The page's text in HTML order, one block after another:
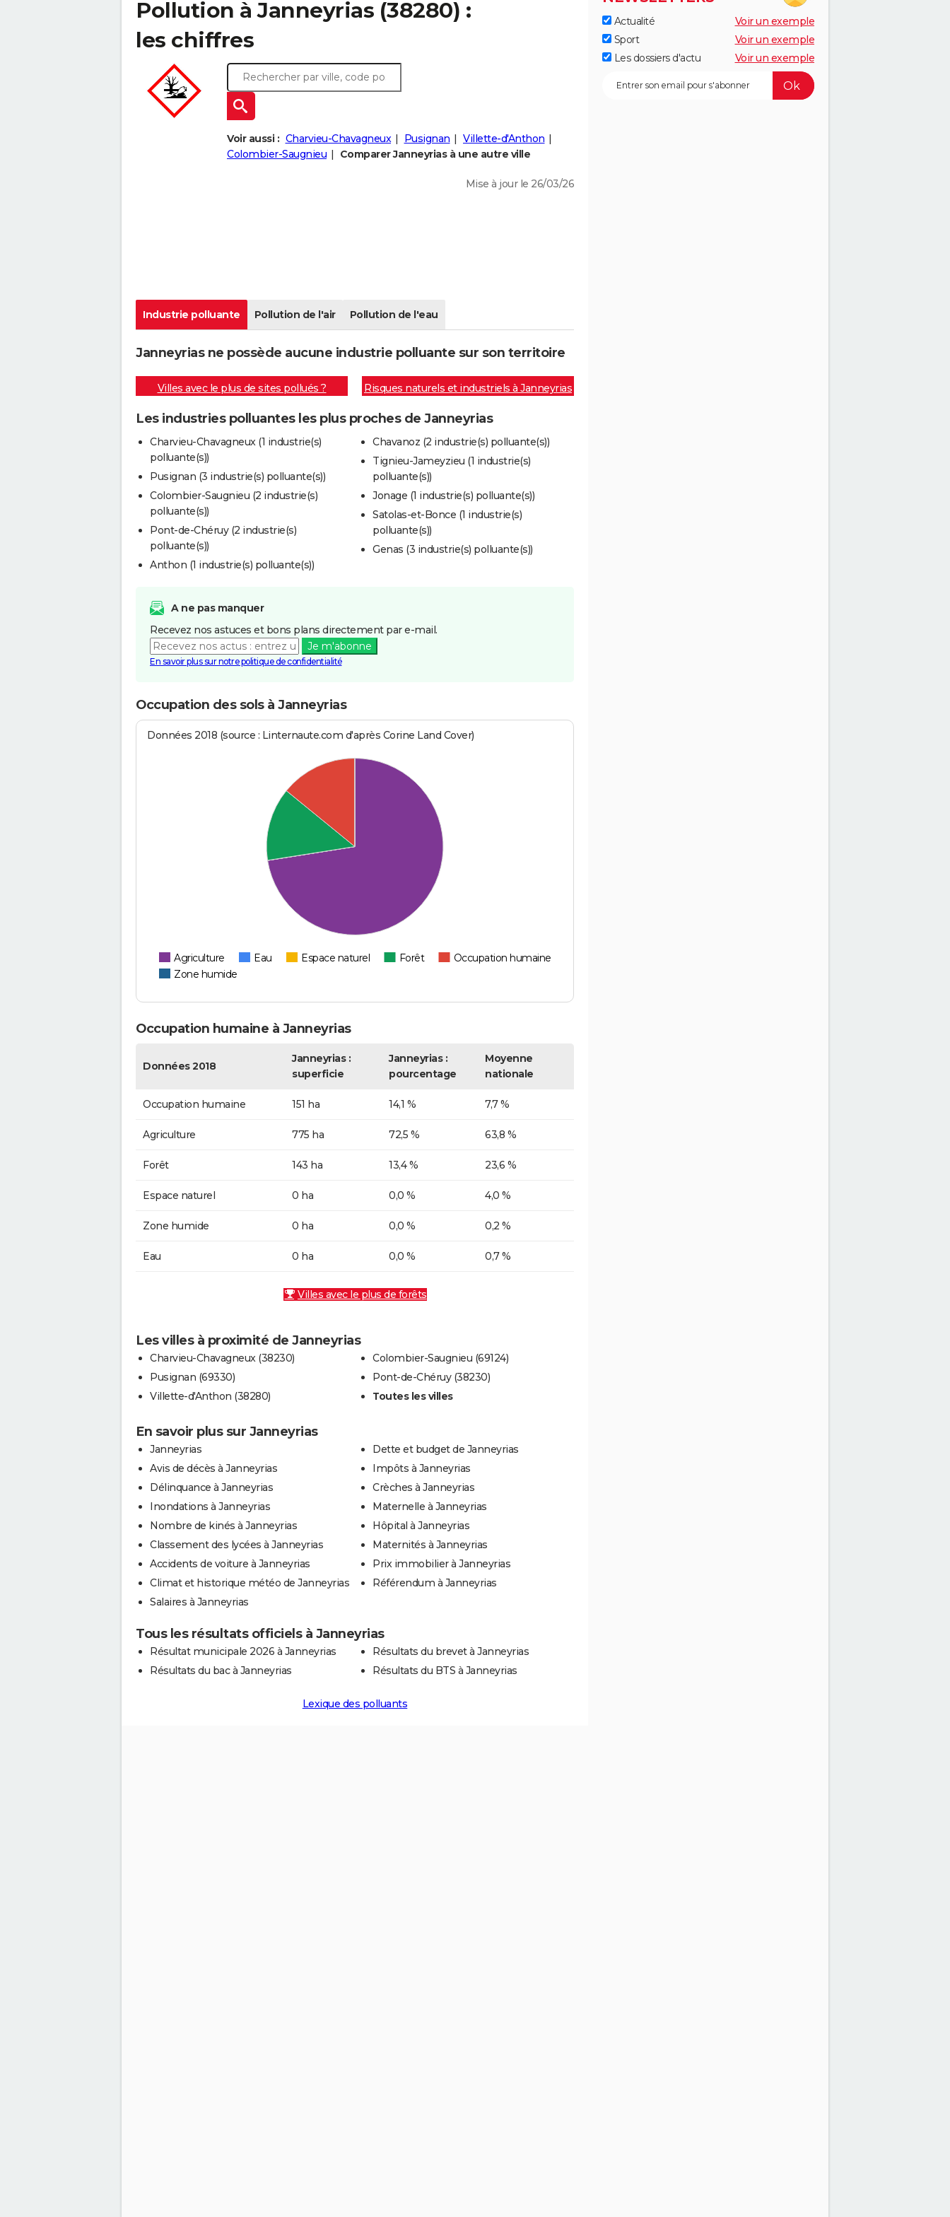
Pollution à Janneyrias (38280) :
les chiffres
Voir aussi : Charvieu-Chavagneux Pusignan
Villette-d'Anthon
Colombier-Saugnieu
Comparer Janneyrias à une autre ville
Mise à jour le 26/03/26
Industrie polluante Pollution de l'air Pollution de l'eau
Janneyrias ne possède aucune industrie polluante sur son territoire
Villes avec le plus de sites pollués ? Risques naturels et industriels à Janneyrias
Les industries polluantes les plus proches de Janneyrias
Charvieu-Chavagneux (1 industrie(s)
polluante(s))
Pusignan (3 industrie(s) polluante(s))
Colombier-Saugnieu (2 industrie(s)
polluante(s))
Pont-de-Chéruy (2 industrie(s)
polluante(s))
Anthon (1 industrie(s) polluante(s))
Chavanoz (2 industrie(s) polluante(s))
Tignieu-Jameyzieu (1 industrie(s)
polluante(s))
Jonage (1 industrie(s) polluante(s))
Satolas-et-Bonce (1 industrie(s)
polluante(s))
Genas (3 industrie(s) polluante(s))
A ne pas manquer
Recevez nos astuces et bons plans directement par e-mail.
Je m'abonne
En savoir plus sur notre politique de confidentialité
Occupation des sols à Janneyrias
Données 2018 (source : Linternaute.com d'après Corine Land Cover)
Agriculture Eau Espace naturel Forêt
Occupation humaine
Zone humide
Occupation humaine à Janneyrias
Données 2018
Janneyrias :
superficie
Janneyrias :
pourcentage
Moyenne
nationale
Occupation humaine 151 ha 14,1 % 7,7 %
Agriculture 775 ha 72,5 % 63,8 %
Forêt 143 ha 13,4 % 23,6 %
Espace naturel 0 ha 0,0 % 4,0 %
Zone humide 0 ha 0,0 % 0,2 %
Eau 0 ha 0,0 % 0,7 %
Villes avec le plus de forêts
Les villes à proximité de Janneyrias
Charvieu-Chavagneux (38230)
Pusignan (69330)
Villette-d'Anthon (38280)
Colombier-Saugnieu (69124)
Pont-de-Chéruy (38230)
Toutes les villes
En savoir plus sur Janneyrias
Janneyrias
Avis de décès à Janneyrias
Délinquance à Janneyrias
Inondations à Janneyrias
Nombre de kinés à Janneyrias
Classement des lycées à Janneyrias
Accidents de voiture à Janneyrias
Climat et historique météo de Janneyrias
Salaires à Janneyrias
Dette et budget de Janneyrias
Impôts à Janneyrias
Crèches à Janneyrias
Maternelle à Janneyrias
Hôpital à Janneyrias
Maternités à Janneyrias
Prix immobilier à Janneyrias
Référendum à Janneyrias
Tous les résultats officiels à Janneyrias
Résultat municipale 2026 à Janneyrias
Résultats du bac à Janneyrias
Résultats du brevet à Janneyrias
Résultats du BTS à Janneyrias
Lexique des polluants
Actualité
Voir un exemple
Sport
Voir un exemple
Les dossiers d'actu
Voir un exemple